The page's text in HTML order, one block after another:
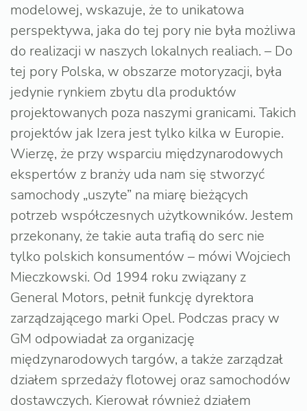
modelowej, wskazuje, że to unikatowa
perspektywa, jaka do tej pory nie była możliwa
do realizacji w naszych lokalnych realiach. – Do
tej pory Polska, w obszarze motoryzacji, była
jedynie rynkiem zbytu dla produktów
projektowanych poza naszymi granicami. Takich
projektów jak Izera jest tylko kilka w Europie.
Wierzę, że przy wsparciu międzynarodowych
ekspertów z branży uda nam się stworzyć
samochody „uszyte” na miarę bieżących
potrzeb współczesnych użytkowników. Jestem
przekonany, że takie auta trafią do serc nie
tylko polskich konsumentów – mówi Wojciech
Mieczkowski. Od 1994 roku związany z
General Motors, pełnił funkcję dyrektora
zarządzającego marki Opel. Podczas pracy w
GM odpowiadał za organizację
międzynarodowych targów, a także zarządzał
działem sprzedaży flotowej oraz samochodów
dostawczych. Kierował również działem